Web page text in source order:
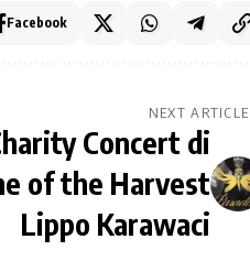
Facebook
NEXT ARTICLE
Concert di
of the Harvest
Lippo Karawaci